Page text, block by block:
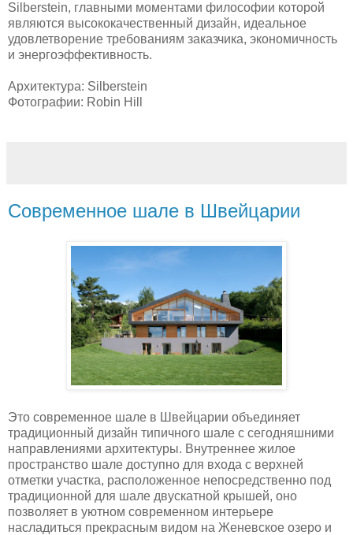
Silberstein, главными моментами философии которой
являются высококачественный дизайн, идеальное
удовлетворение требованиям заказчика, экономичность
и энергоэффективность.
Архитектура: Silberstein
Фотографии: Robin Hill
Современное шале в Швейцарии
Это современное шале в Швейцарии объединяет
традиционный дизайн типичного шале с сегодняшними
направлениями архитектуры. Внутреннее жилое
пространство шале доступно для входа с верхней
отметки участка, расположенное непосредственно под
традиционной для шале двускатной крышей, оно
позволяет в уютном современном интерьере
насладиться прекрасным видом на Женевское озеро и